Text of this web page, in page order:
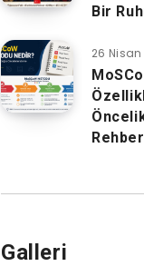
Bir
26
Galleri